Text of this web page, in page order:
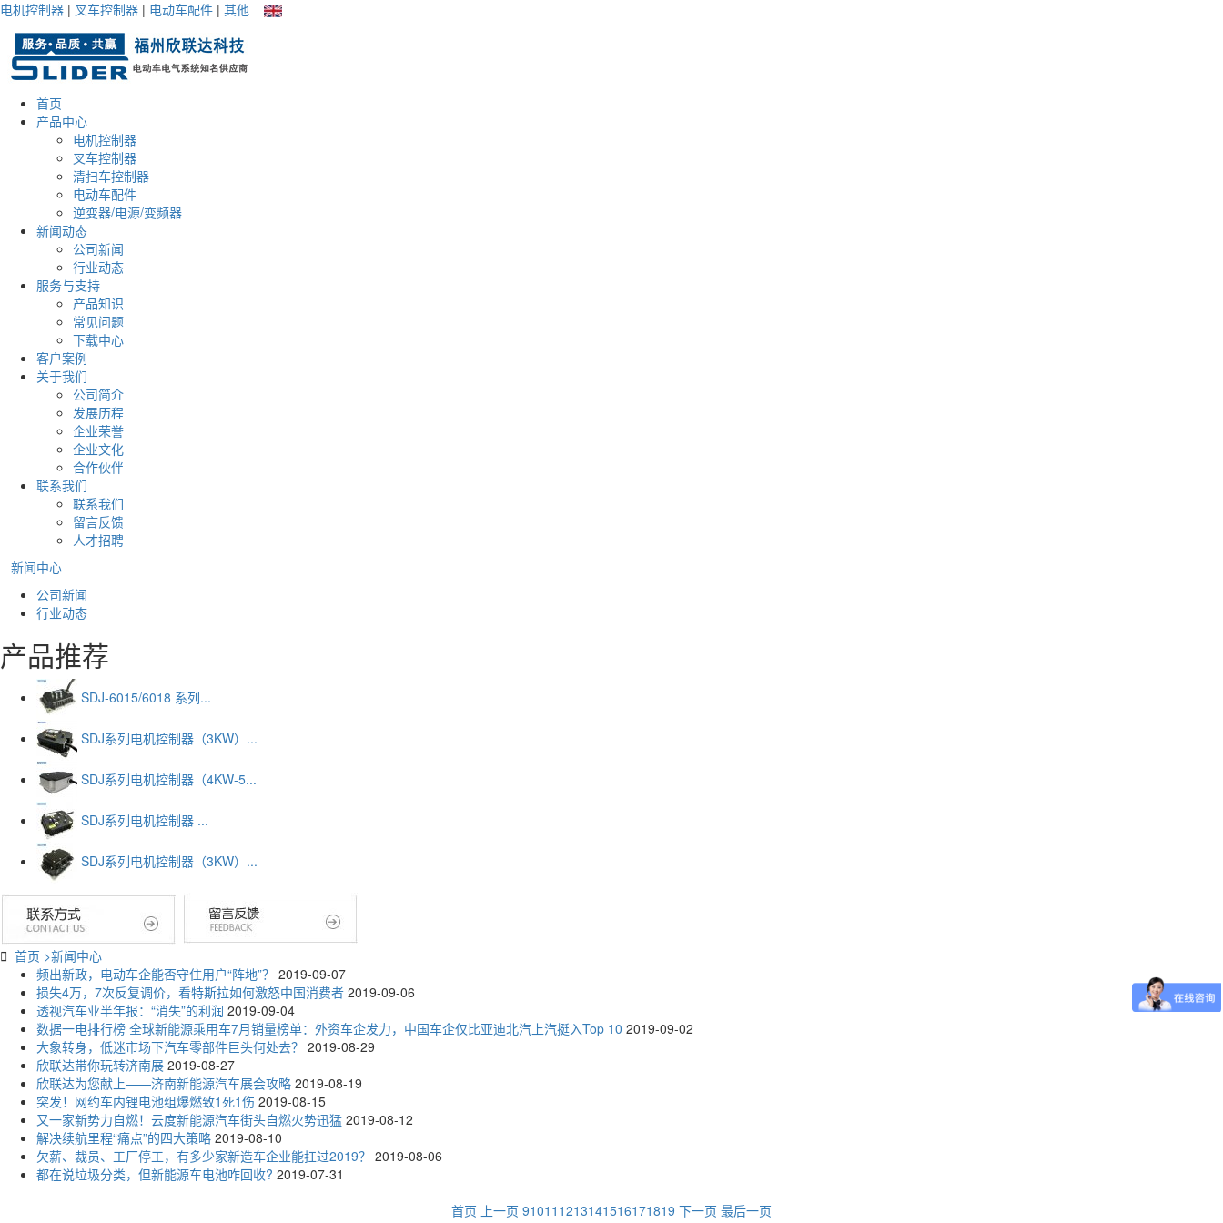
电机控制器 | 叉车控制器 | 电动车配件 | 其他
首页
产品中心
电机控制器
叉车控制器
清扫车控制器
电动车配件
逆变器/电源/变频器
新闻动态
公司新闻
行业动态
服务与支持
产品知识
常见问题
下载中心
客户案例
关于我们
公司简介
发展历程
企业荣誉
企业文化
合作伙伴
联系我们
联系我们
留言反馈
人才招聘
新闻中心
公司新闻
行业动态
产品推荐
SDJ-6015/6018 系列...
SDJ系列电机控制器（3KW）...
SDJ系列电机控制器（4KW-5...
SDJ系列电机控制器 ...
SDJ系列电机控制器（3KW）...
 首页 >新闻中心
频出新政，电动车企能否守住用户“阵地”？ 2019-09-07
损失4万，7次反复调价，看特斯拉如何激怒中国消费者 2019-09-06
透视汽车业半年报：“消失”的利润 2019-09-04
数据一电排行榜 全球新能源乘用车7月销量榜单：外资车企发力，中国车企仅比亚迪北汽上汽挺入Top 10 2019-09-02
大象转身，低迷市场下汽车零部件巨头何处去？ 2019-08-29
欣联达带你玩转济南展 2019-08-27
欣联达为您献上——济南新能源汽车展会攻略 2019-08-19
突发！网约车内锂电池组爆燃致1死1伤 2019-08-15
又一家新势力自燃！云度新能源汽车街头自燃火势迅猛 2019-08-12
解决续航里程“痛点”的四大策略 2019-08-10
欠薪、裁员、工厂停工，有多少家新造车企业能扛过2019？ 2019-08-06
都在说垃圾分类，但新能源车电池咋回收? 2019-07-31
首页 上一页 91011 1213141516171819 下一页 最后一页